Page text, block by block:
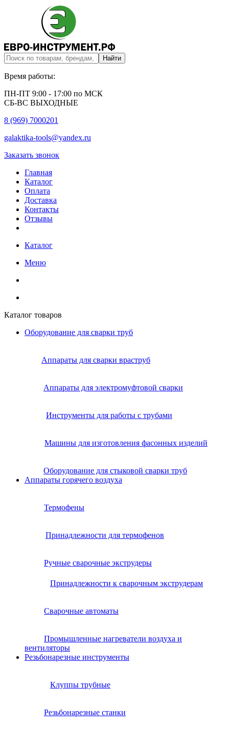
Время работы:
ПН-ПТ 9:00 - 17:00 по МСК
СБ-ВС ВЫХОДНЫЕ
8 (969) 7000201
galaktika-tools@yandex.ru
Заказать звонок
Главная
Каталог
Оплата
Доставка
Контакты
Отзывы
Каталог
Меню
Каталог товаров
Оборудование для сварки труб
Аппараты для сварки враструб
Аппараты для электромуфтовой сварки
Инструменты для работы с трубами
Машины для изготовления фасонных изделий
Оборудование для стыковой сварки труб
Аппараты горячего воздуха
Термофены
Принадлежности для термофенов
Ручные сварочные экструдеры
Принадлежности к сварочным экструдерам
Сварочные автоматы
Промышленные нагреватели воздуха и
вентиляторы
Резьбонарезные инструменты
Клуппы трубные
Резьбонарезные станки